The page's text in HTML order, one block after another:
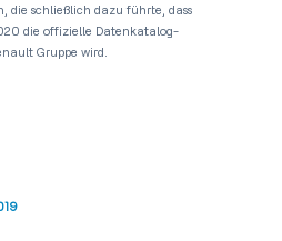
die schließlich dazu führte, dass
die offizielle Datenkatalog-
Gruppe wird.